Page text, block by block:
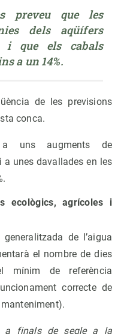
preveu que les
dels aqüífers
i que els cabals
a un 14%.
de les previsions
conca.
a uns augments de
a unes davallades en les
ecològics, agrícoles i
de l’aigua
el nombre de dies
mínim de referència
correcte de
a finals de segle a la